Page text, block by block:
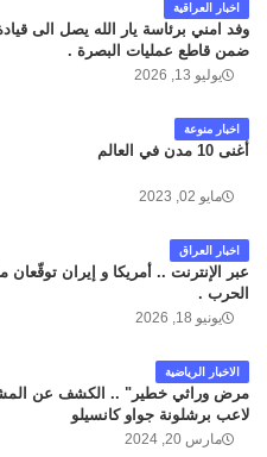
اخبار العراقية
وفد امني برئاسة يار الله يصل الى
ضمن قاطع عمليات البصرة .
يوليو 13, 2026
اخبار منوعة
أغنى 10 مدن في العالم
مايو 02, 2023
اخبار العراق
عبر الإنترنت .. أمريكا و إيران توقّعان
الحرب .
يونيو 18, 2026
الاخبار الرياضية
مرض وراثي خطير" .. الكشف عن
لاعب برشلونة جواو كانسيلو
مارس 20, 2024